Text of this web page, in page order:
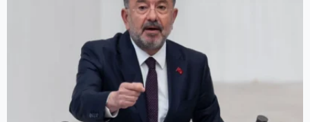
DUMAN...
Tolga Nasuh Aran
Partner İlişkilerinde Duygusal
Manipülasyon Tipleri 2: Barışçıl